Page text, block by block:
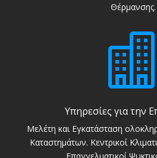
Θέρμανσης.

Υπηρεσίες για την
Μελέτη και Εγκατάσταση
Καταστημάτων. Κεντρικοί